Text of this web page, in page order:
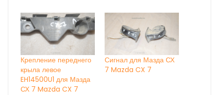
Крепление переднего
крыла левое
EH14500U1 для Мазда
СХ 7 Mazda CX 7
Сигнал для Мазда СХ
7 Mazda CX 7